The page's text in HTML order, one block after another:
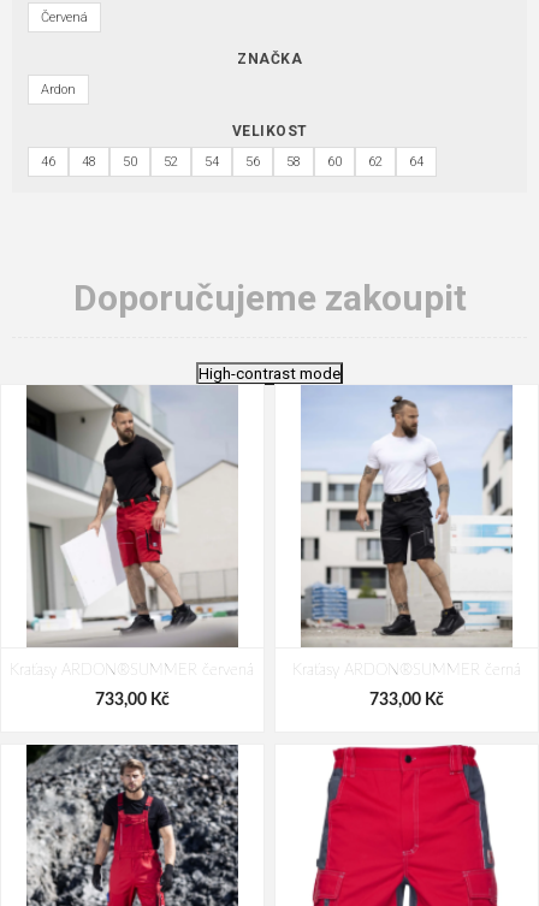
Červená
ZNAČKA
Ardon
VELIKOST
46 48 50 52 54 56 58 60 62 64
Doporučujeme zakoupit
High-contrast mode
Kraťasy ARDON®SUMMER červená
733,00 Kč
Kraťasy ARDON®SUMMER černá
733,00 Kč